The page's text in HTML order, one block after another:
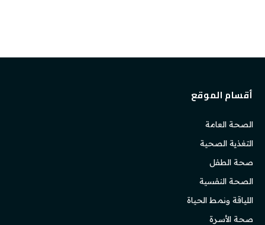
أقسام الموقع
الصحة العامة
التغذية الصحية
صحة الطفل
الصحة النفسية
اللياقة ونمط الحياة
صحة الأسرة